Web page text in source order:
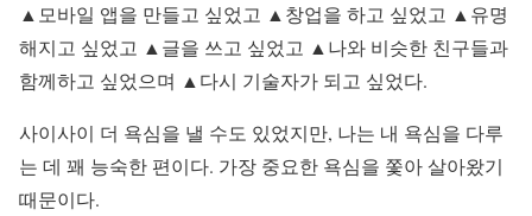
▲모바일 앱을 만들고 싶었고 ▲창업을 하고 싶었고 ▲유명
해지고 싶었고 ▲글을 쓰고 싶었고 ▲나와 비슷한 친구들과
함께하고 싶었으며 ▲다시 기술자가 되고 싶었다.
사이사이 더 욕심을 낼 수도 있었지만, 나는 내 욕심을 다루
는 데 꽤 능숙한 편이다. 가장 중요한 욕심을 쫓아 살아왔기
때문이다.